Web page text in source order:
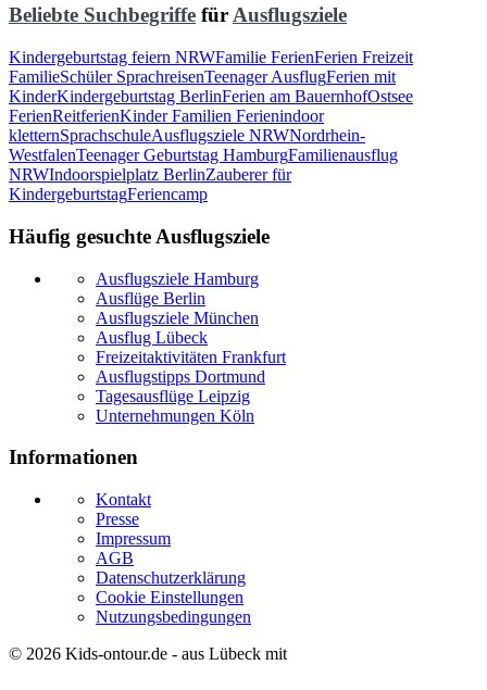
Beliebte Suchbegriffe fürAusflugsziele
Kindergeburtstag feiern NRWFamilie FerienFerien Freizeit
FamilieSchüler SprachreisenTeenager AusflugFerien mit
KinderKindergeburtstag BerlinFerien am BauernhofOstsee
FerienReitferienKinder Familien Ferienindoor
kletternSprachschuleAusflugsziele NRWNordrhein-
WestfalenTeenager Geburtstag HamburgFamilienausflug
NRWIndoorspielplatz BerlinZauberer für
KindergeburtstagFeriencamp
Häufig gesuchte Ausflugsziele
Ausflugsziele Hamburg
Ausflüge Berlin
Ausflugsziele München
Ausflug Lübeck
Freizeitaktivitäten Frankfurt
Ausflugstipps Dortmund
Tagesausflüge Leipzig
Unternehmungen Köln
Informationen
Kontakt
Presse
Impressum
AGB
Datenschutzerklärung
Cookie Einstellungen
Nutzungsbedingungen
© 2026 Kids-ontour.de - aus Lübeck mit